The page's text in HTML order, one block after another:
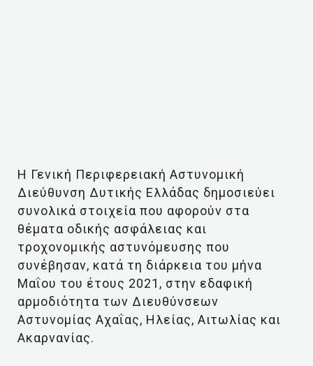
Η Γενική Περιφερειακή Αστυνομική
Διεύθυνση Δυτικής Ελλάδας δημοσιεύει
συνολικά στοιχεία που αφορούν στα
θέματα οδικής ασφάλειας και
τροχονομικής αστυνόμευσης που
συνέβησαν, κατά τη διάρκεια του μήνα
Μαΐου του έτους 2021, στην εδαφική
αρμοδιότητα των Διευθύνσεων
Αστυνομίας Αχαΐας, Ηλείας, Αιτωλίας και
Ακαρνανίας.